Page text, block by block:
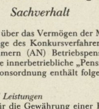
Sachverhalt
über das Vermögen der
des
(AN)
innerbetriebliche
enthält
Leistungen
die Gewährung einer